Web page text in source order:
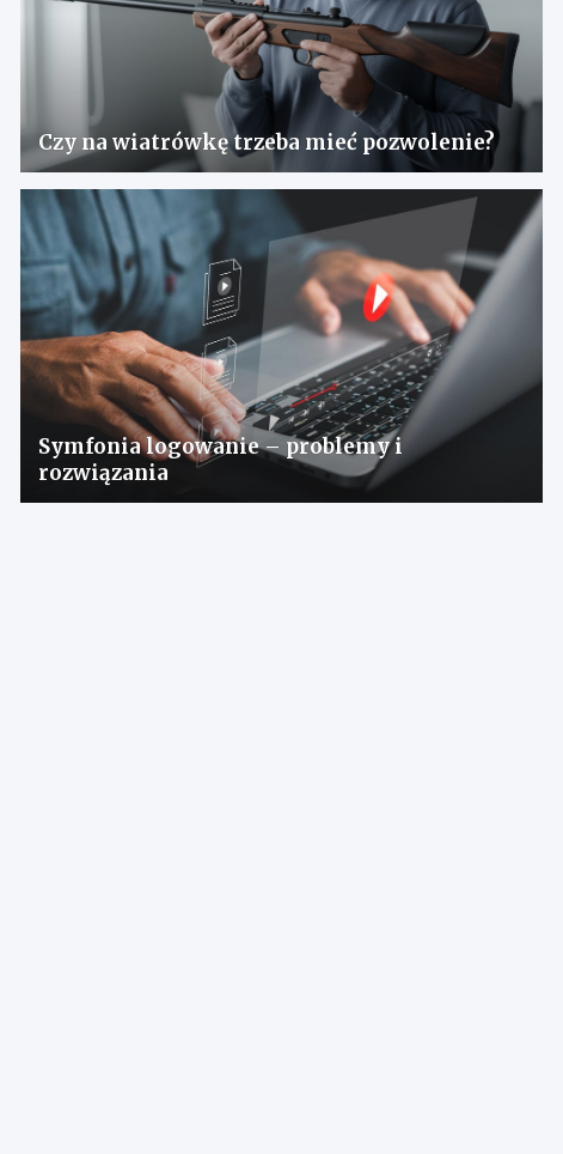
Czy na wiatrówkę trzeba mieć pozwolenie?
Symfonia logowanie – problemy i
rozwiązania